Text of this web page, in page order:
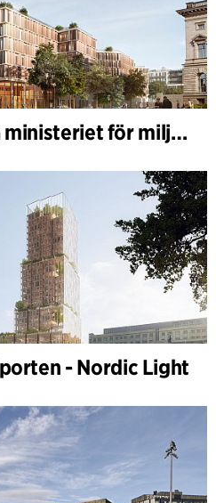
Det tyska federala ministeriet för miljö - BMUKN
- Nordic Light